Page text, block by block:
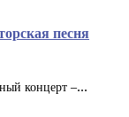
песня
концерт –...